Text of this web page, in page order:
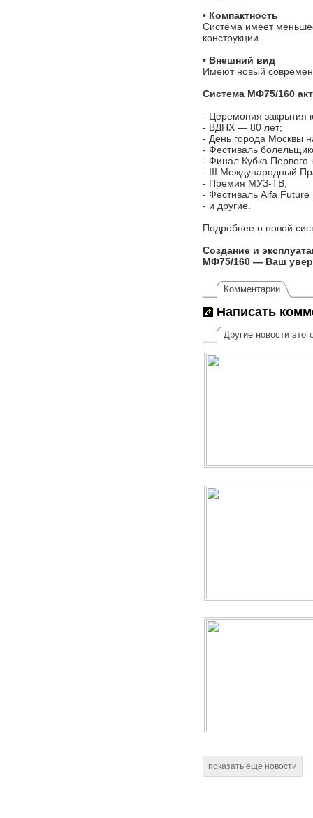
• Компактность
Система имеет
конструкции.
• Внешний вид
Имеют новый
Система МФ75/160
- Церемония закрытия
- ВДНХ — 80 лет;
- День города Москвы
- Фестиваль
- Финал Кубка Первого
- III Международный
- Премия МУЗ-ТВ;
- Фестиваль Alfa Future
- и другие.
Подробнее о новой
Создание и
МФ75/160 — Ваш
Комментарии
Написать
Другие новости
показать еще новости